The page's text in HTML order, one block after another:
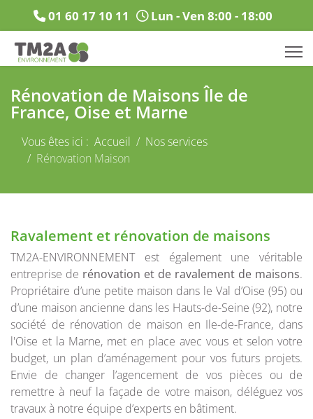
01 60 17 10 11 Lun - Ven 8:00 - 18:00
Rénovation de Maisons Île de
France, Oise et Marne
Vous êtes ici : Accueil
Nos services
Rénovation Maison
Ravalement et rénovation de maisons
TM2A-ENVIRONNEMENT est également une véritable
entreprise de rénovation et de ravalement de maisons.
Propriétaire d’une petite maison dans le Val d’Oise (95) ou
d’une maison ancienne dans les Hauts-de-Seine (92), notre
société de rénovation de maison en Ile-de-France, dans
l'Oise et la Marne, met en place avec vous et selon votre
budget, un plan d’aménagement pour vos futurs projets.
Envie de changer l’agencement de vos pièces ou de
remettre à neuf la façade de votre maison, déléguez vos
travaux à notre équipe d’experts en bâtiment.